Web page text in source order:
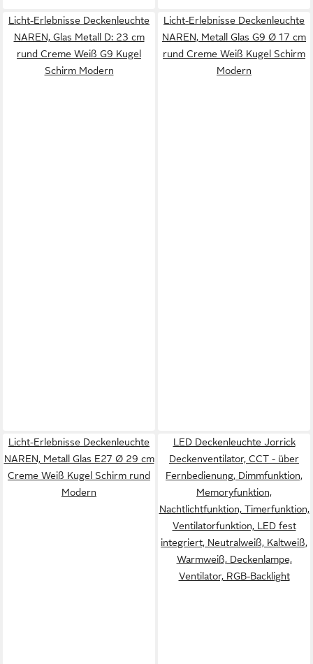
Licht-Erlebnisse Deckenleuchte
NAREN, Glas Metall D: 23 cm
rund Creme Weiß G9 Kugel
Schirm Modern
Licht-Erlebnisse Deckenleuchte
NAREN, Metall Glas G9 Ø 17 cm
rund Creme Weiß Kugel Schirm
Modern
Licht-Erlebnisse Deckenleuchte
NAREN, Metall Glas E27 Ø 29 cm
Creme Weiß Kugel Schirm rund
Modern
LED Deckenleuchte Jorrick
Deckenventilator, CCT - über
Fernbedienung, Dimmfunktion,
Memoryfunktion,
Nachtlichtfunktion, Timerfunktion,
Ventilatorfunktion, LED fest
integriert, Neutralweiß, Kaltweiß,
Warmweiß, Deckenlampe,
Ventilator, RGB-Backlight